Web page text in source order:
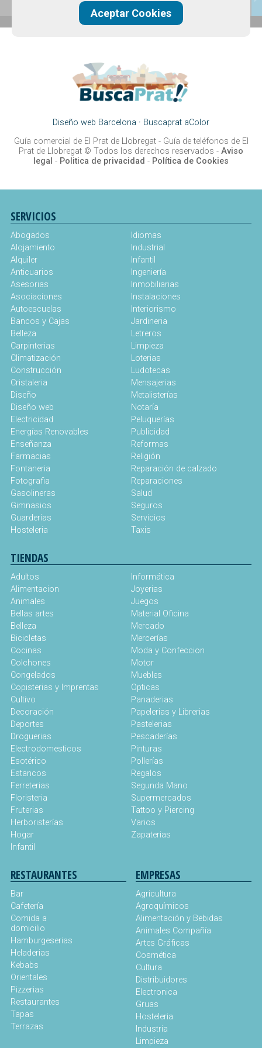
Diseño web Barcelona · Buscaprat aColor
Guía comercial de El Prat de Llobregat - Guía de teléfonos de El
Prat de Llobregat © Todos los derechos reservados - Aviso
legal - Politica de privacidad - Política de Cookies
SERVICIOS
Abogados
Alojamiento
Alquiler
Anticuarios
Asesorias
Asociaciones
Autoescuelas
Bancos y Cajas
Belleza
Carpinterias
Climatización
Construcción
Cristaleria
Diseño
Diseño web
Electricidad
Energías Renovables
Enseñanza
Farmacias
Fontaneria
Fotografia
Gasolineras
Gimnasios
Guarderías
Hosteleria
Idiomas
Industrial
Infantil
Ingeniería
Inmobiliarias
Instalaciones
Interiorismo
Jardineria
Letreros
Limpieza
Loterias
Ludotecas
Mensajerias
Metalisterías
Notaría
Peluquerías
Publicidad
Reformas
Religión
Reparación de calzado
Reparaciones
Salud
Seguros
Servicios
Taxis
TIENDAS
Adultos
Alimentacion
Animales
Bellas artes
Belleza
Bicicletas
Cocinas
Colchones
Congelados
Copisterias y Imprentas
Cultivo
Decoración
Deportes
Droguerias
Electrodomesticos
Esotérico
Estancos
Ferreterias
Floristeria
Fruterias
Herboristerías
Hogar
Infantil
Informática
Joyerias
Juegos
Material Oficina
Mercado
Mercerías
Moda y Confeccion
Motor
Muebles
Opticas
Panaderias
Papelerias y Librerias
Pastelerias
Pescaderías
Pinturas
Pollerías
Regalos
Segunda Mano
Supermercados
Tattoo y Piercing
Varios
Zapaterias
RESTAURANTES
Bar
Cafetería
Comida a
domicilio
Hamburgeserias
Heladerias
Kebabs
Orientales
Pizzerias
Restaurantes
Tapas
Terrazas
EMPRESAS
Agricultura
Agroquímicos
Alimentación y Bebidas
Animales Compañía
Artes Gráficas
Cosmética
Cultura
Distribuidores
Electronica
Gruas
Hosteleria
Industria
Limpieza
Aceptar Cookies